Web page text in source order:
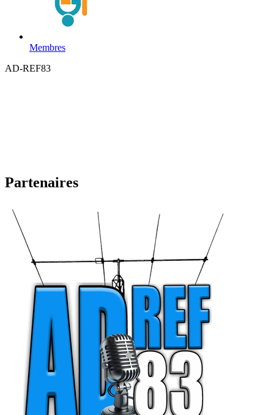
Membres
AD-REF83
Partenaires